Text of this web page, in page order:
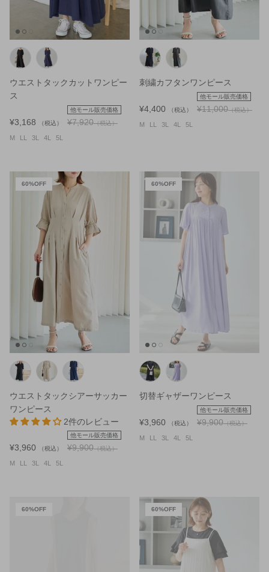
ウエストタックカットワンピー
ス
¥3,168 （税込）
他モール販売価格
¥7,920（税込）
M LL 3L 4L 5L
刺繍カフタンワンピース
¥4,400 （税込）
他モール販売価格
¥11,000（税込）
M LL 3L 4L 5L
60%OFF
ウエストタックシアーサッカー
ワンピース
2件のレビュー
¥3,960 （税込）
他モール販売価格
¥9,900（税込）
M LL 3L 4L 5L
60%OFF
切替ギャザーワンピース
¥3,960 （税込）
他モール販売価格
¥9,900（税込）
M LL 3L 4L 5L
60%OFF 60%OFF